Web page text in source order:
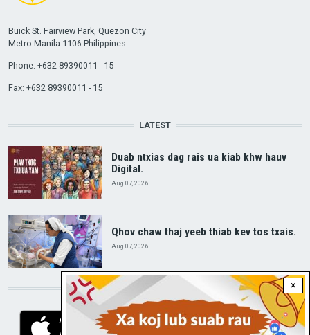
×
Buick St. Fairview Park, Quezon City
Metro Manila 1106 Philippines
Phone: +632 89390011 - 15
Fax: +632 89390011 - 15
LATEST
Duab ntxias dag rais ua kiab khw hauv
Digital.
Aug 07, 2026
Qhov chaw thaj yeeb thiab kev tos txais.
Aug 07, 2026
DOWNLOAD RVA APP